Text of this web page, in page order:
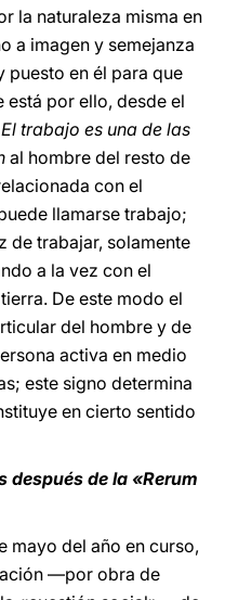
la naturaleza misma en
a imagen y semejanza
puesto en él para que
está por ello, desde el
trabajo es una de las
al hombre del resto de
con el
llamarse trabajo;
de trabajar, solamente
a la vez con el
De este modo el
del hombre y de
activa en medio
este signo determina
en cierto sentido
después de la «Rerum
mayo del año en curso,
—por obra de